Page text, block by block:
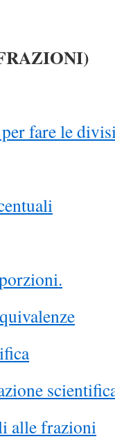
fare le
alle frazioni